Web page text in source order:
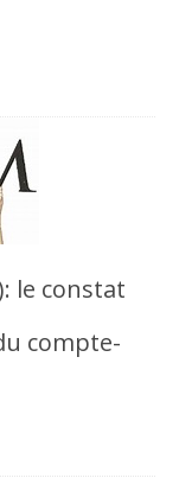
le constat
compte-